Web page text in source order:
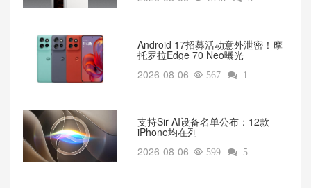
Android 17招募活动意外泄密！摩
托罗拉Edge 70 Neo曝光
2026-08-06  567  1
支持Sir AI设备名单公布：12款
iPhone均在列
2026-08-06  599  5